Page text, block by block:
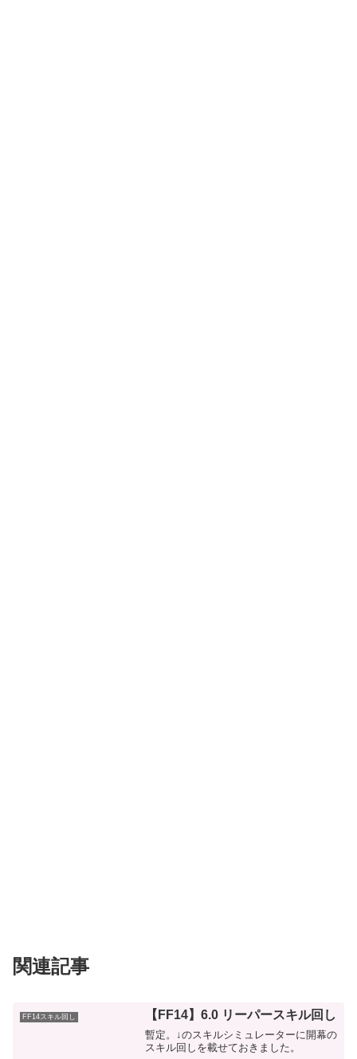
関連記事
FF14スキル回し 【FF14】6.0 リーパースキル回し
暫定。↓のスキルシミュレーターに開幕の
スキル回しを載せておきました。